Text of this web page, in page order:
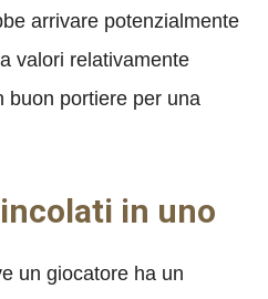
arrivare potenzialmente
valori relativamente
buon portiere per una
in uno
un giocatore ha un